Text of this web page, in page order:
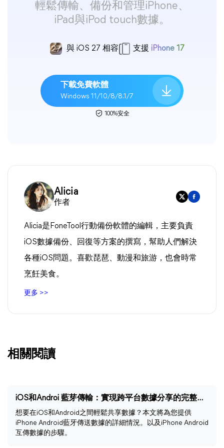
輕鬆傳輸、備份和管理iPhone、
iPad與iPod touch數據。
與 iOS 27 相容 支援 iPhone 17
下載免費軟體
Windows 11/10/8/8.1/7
100%安全
Alicia
作者
Alicia是FoneTool行動備份軟體的編輯，主要負責
iOS數據備份、回復等方案的撰寫，幫助人們解決
各種iOS問題。喜歡琵琶、動漫和旅游，也會時常
烹飪美食。
更多 >>
相關閱讀
iOS和Androi 藍芽傳輸：實現跨平台數據分享的完整指南
想要在iOS和Android之間輕鬆共享數據？本文將為您提供
iPhone Android藍牙傳送數據的詳細情況。以及iPhone Android
互傳數據的步驟。